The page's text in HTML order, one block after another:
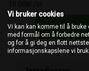
Lägg i
Vi bruker cookies
Vi kan kan komme til å
med formål om å forbedre
og for å gi deg en flott
informasjonskapslene vi